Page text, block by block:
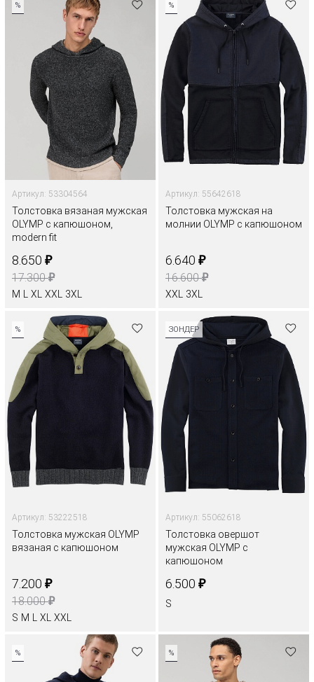
%
Артикул: 53304564
Толстовка вязаная мужская
OLYMP с капюшоном,
modern fit
8.650 ₽
17.300₽
M XL XXL 3XL
%
Артикул: 55642618
Толстовка мужская на
молнии OLYMP с капюшоном
6.640 ₽
16.600₽
XXL 3XL
%
Артикул: 53222518
Толстовка мужская OLYMP
вязаная с капюшоном
7.200 ₽
18.000₽
S M L XL XXL
ЗОНДЕР
Артикул: 55062618
Толстовка овершот
мужская OLYMP с
капюшоном
6.500 ₽
S
% %